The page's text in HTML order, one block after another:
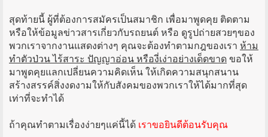
สุดท้ายนี้ ผู้ที่ต้องการสมัครเป็นสมาชิก เพื่อมาพูดคุย ติดตาม
หรือให้ข้อมูลข่าวสารเกี่ยวกับรถยนต์ หรือ ดูรูปถ่ายสวยๆของ
พวกเราจากงานแสดงต่างๆ คุณจะต้องทำตามกฎของเรา ห้าม
ทำตัวป่วน ไร้สาระ ปัญญาอ่อน หรืองี่เง่าอย่างเด็ดขาดขอให้
มาพูดคุยแลกเปลี่ยนความคิดเห็น ให้เกิดความสนุกสนาน
สร้างสรรค์สิ่งงดงามให้กับสังคมของพวกเราให้ได้มากที่สุด
เท่าที่จะทำได้
ถ้าคุณทำตามเรื่องง่ายๆแค่นี้ได้ เราขอยินดีต้อนรับคุณ